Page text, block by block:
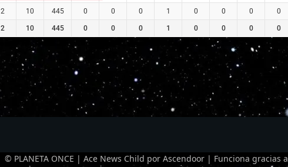
2 10 445 0 0 0 1 0 0 0 0
2 10 445 0 0 0 1 0 0 0 0
© PLANETA ONCE | Ace News Child por Ascendoor | Funciona gracias a